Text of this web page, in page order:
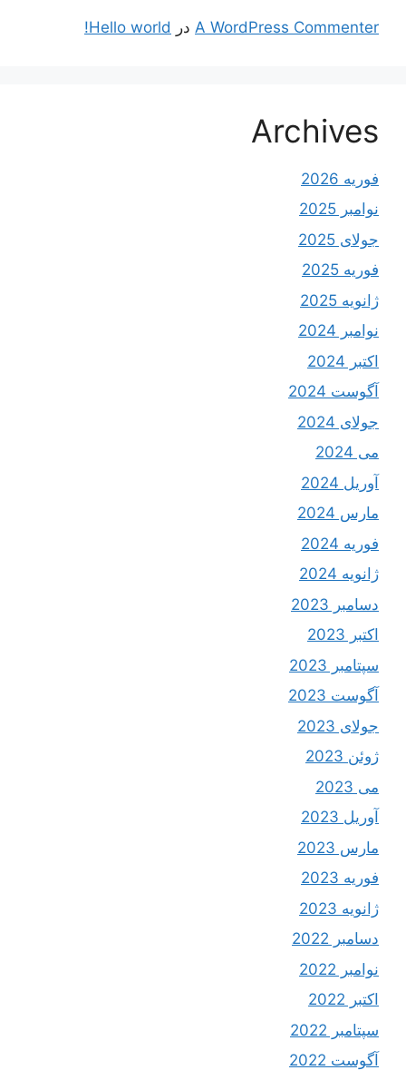
A WordPress CommenterدرHello world!
Archives
فوریه 2026
نوامبر 2025
جولای 2025
فوریه 2025
ژانویه 2025
نوامبر 2024
اکتبر 2024
آگوست 2024
جولای 2024
آوریل 2024
مارس 2024
فوریه 2024
ژانویه 2024
دسامبر 2023
اکتبر 2023
سپتامبر 2023
آگوست 2023
جولای 2023
ژوئن 2023
آوریل 2023
مارس 2023
فوریه 2023
ژانویه 2023
دسامبر 2022
نوامبر 2022
اکتبر 2022
سپتامبر 2022
آگوست 2022